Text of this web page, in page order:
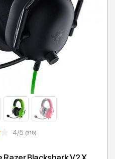
4/5 (315)